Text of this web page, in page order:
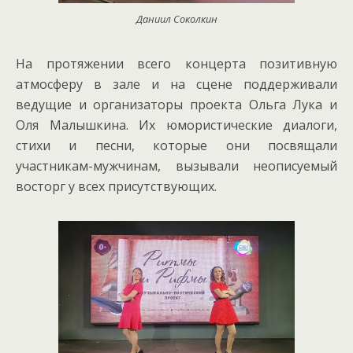
Даниил Соколкин
На протяжении всего концерта позитивную
атмосферу в зале и на сцене поддерживали
ведущие и организаторы проекта Ольга Лука и
Оля Малышкина. Их юмористические диалоги,
стихи и песни, которые они посвящали
участникам-мужчинам, вызывали неописуемый
восторг у всех присутствующих.